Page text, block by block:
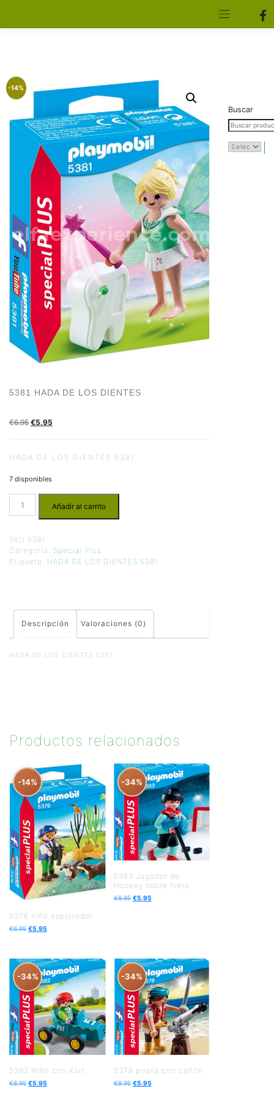
-14%
5381 HADA DE LOS DIENTES
€6.95 €5.95
HADA DE LOS DIENTES 5381
7 disponibles
Añadir al carrito
SKU: 5381
Categoría: Special Plus
Etiqueta: HADA DE LOS DIENTES 5381
Descripción Valoraciones (0)
HADA DE LOS DIENTES 5381
Productos relacionados
-14%
5376 niño explorador
€6.95 €5.95
-34%
5383 Jugador de
Hockey sobre hielo
€8.95 €5.95
-34%
5382 Niño con Kart
€8.95 €5.95
-34%
5378 pirata con cañón
€8.95 €5.95
Buscar